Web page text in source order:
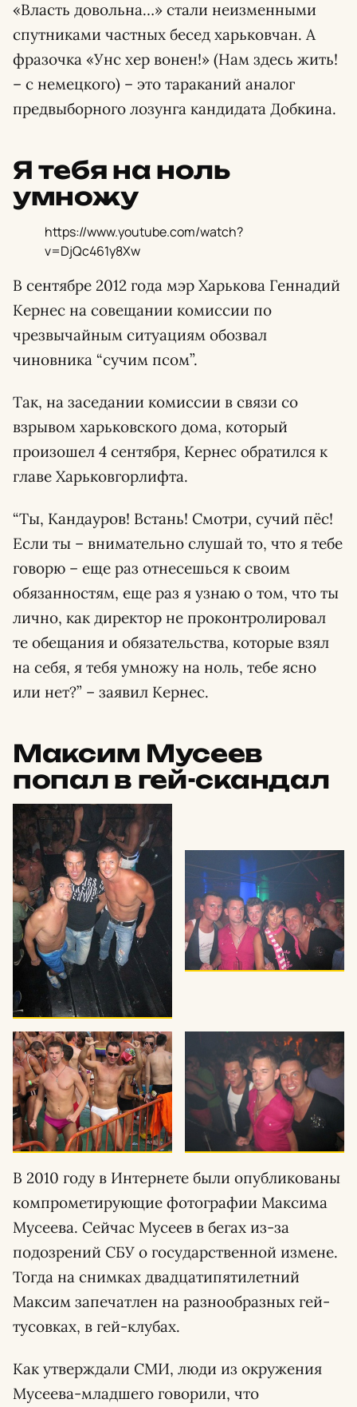
«Власть довольна…» стали неизменными
спутниками частных бесед харьковчан. А
фразочка «Унс хер вонен!» (Нам здесь жить!
– с немецкого) – это тараканий аналог
предвыборного лозунга кандидата Добкина.
Я тебя на ноль
умножу
https://www.youtube.com/watch?
v=DjQc461y8Xw
В сентябре 2012 года мэр Харькова Геннадий
Кернес на совещании комиссии по
чрезвычайным ситуациям обозвал
чиновника “сучим псом”.
Так, на заседании комиссии в связи со
взрывом харьковского дома, который
произошел 4 сентября, Кернес обратился к
главе Харьковгорлифта.
“Ты, Кандауров! Встань! Смотри, сучий пёс!
Если ты – внимательно слушай то, что я тебе
говорю – еще раз отнесешься к своим
обязанностям, еще раз я узнаю о том, что ты
лично, как директор не проконтролировал
те обещания и обязательства, которые взял
на себя, я тебя умножу на ноль, тебе ясно
или нет?” – заявил Кернес.
Максим Мусеев
попал в гей-скандал
В 2010 году в Интернете были опубликованы
компрометирующие фотографии Максима
Мусеева. Сейчас Мусеев в бегах из-за
подозрений СБУ о государственной измене.
Тогда на снимках двадцатипятилетний
Максим запечатлен на разнообразных гей-
тусовках, в гей-клубах.
Как утверждали СМИ, люди из окружения
Мусеева-младшего говорили, что